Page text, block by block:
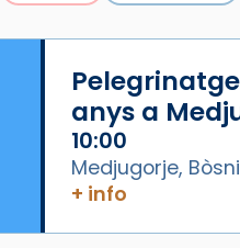
Cargar
anys a
10:00
Medjugorje,
+ info